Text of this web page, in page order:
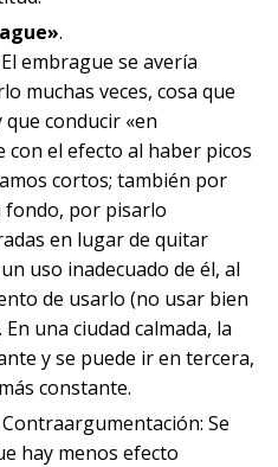
.
embrague se avería
muchas veces, cosa que
conducir «en
con el efecto al haber picos
cortos; también por
fondo, por pisarlo
en lugar de quitar
uso inadecuado de él, al
de usarlo (no usar bien
una ciudad calmada, la
y se puede ir en tercera,
constante.
Contraargumentación: Se
hay menos efecto